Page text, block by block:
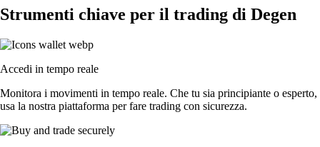
Strumenti chiave per il trading di Degen
Accedi in tempo reale
Monitora i movimenti in tempo reale. Che tu sia principiante o esperto,
usa la nostra piattaforma per fare trading con sicurezza.